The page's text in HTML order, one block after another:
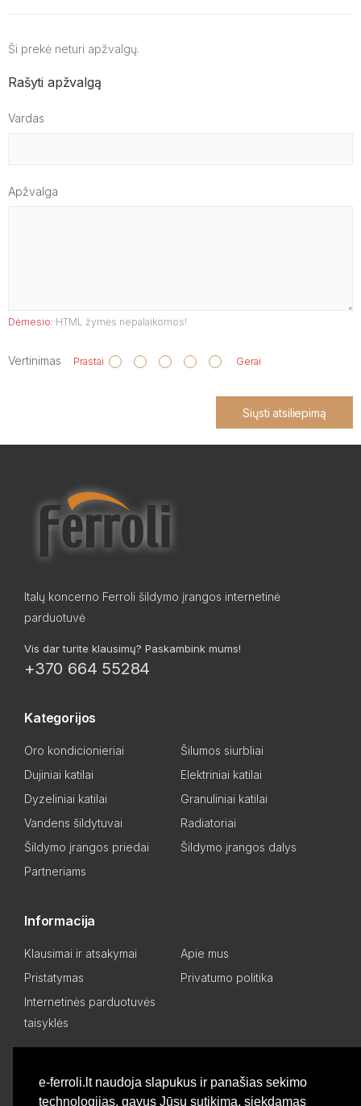
e-ferroli.lt naudoja slapukus ir panašias sekimo
technologijas, gavus Jūsų sutikimą, siekdamas
Ši prekė neturi apžvalgų.
Rašyti apžvalgą
Vardas
Apžvalga
Dėmesio: HTML žymės nepalaikomos!
Vertinimas Prastai Gerai
Siųsti atsiliepimą
Italų koncerno Ferroli šildymo įrangos internetinė
parduotuvė
Vis dar turite klausimų? Paskambink mums!
+370 664 55284
Kategorijos
Oro kondicionieriai
Šilumos siurbliai
Dujiniai katilai
Elektriniai katilai
Dyzeliniai katilai
Granuliniai katilai
Vandens šildytuvai
Radiatoriai
Šildymo įrangos priedai
Šildymo įrangos dalys
Partneriams
Informacija
Klausimai ir atsakymai
Apie mus
Pristatymas
Privatumo politika
Internetinės parduotuvės
taisyklės